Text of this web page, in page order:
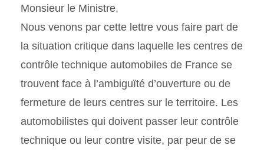
Monsieur le Ministre,
Nous venons par cette lettre vous faire part de
la situation critique dans laquelle les centres de
contrôle technique automobiles de France se
trouvent face à l’ambiguïté d’ouverture ou de
fermeture de leurs centres sur le territoire. Les
automobilistes qui doivent passer leur contrôle
technique ou leur contre visite, par peur de se